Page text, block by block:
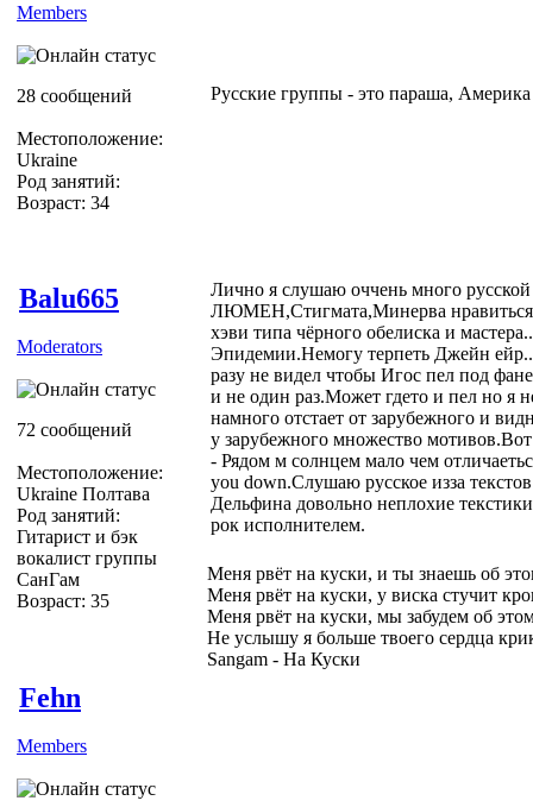
Members
28 сообщений
Местоположение:
Ukraine
Род занятий:
Возраст: 34
Русские группы - это параша,
Balu665
Moderators
72 сообщений
Местоположение:
Ukraine Полтава
Род занятий:
Гитарист и бэк
вокалист группы
СанГам
Возраст: 35
Лично я слушаю оччень много
ЛЮМЕН,Стигмата,Минерва
хэви типа чёрного обелиска и
Эпидемии.Немогу терпеть Джейн
разу не видел чтобы Игос пел под
и не один раз.Может гдето и пел но я
намного отстает от зарубежного и
у зарубежного множество
- Рядом м солнцем мало чем
you down.Слушаю русское изза
Дельфина довольно неплохие
рок исполнителем.
Меня рвёт на куски, и ты знаешь об
Меня рвёт на куски, у виска стучит
Меня рвёт на куски, мы забудем об
Не услышу я больше твоего сердца
Sangam - На Куски
Fehn
Members